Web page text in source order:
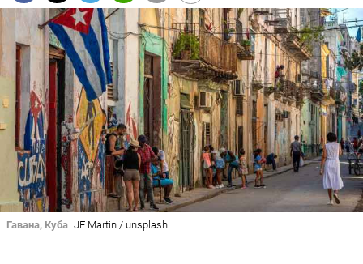
Гавана, Куба JF Martin / unsplash